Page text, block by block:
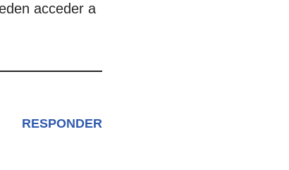
acceder a
RESPONDER